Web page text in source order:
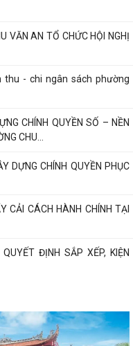
VĂN AN TỔ CHỨC HỘI NGHỊ
thu - chi ngân sách phường
CHÍNH QUYỀN SỐ – NỀN
CHU...
DỰNG CHÍNH QUYỀN PHỤC
CẢI CÁCH HÀNH CHÍNH TẠI
ĐỊNH SẮP XẾP, KIỆN
CÔNG TÁC ĐO ĐẠC, LẬP BẢN
DÂN LUYỆN TẬP MÔN BƠI,